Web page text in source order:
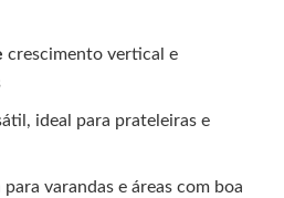
crescimento vertical e
ideal para prateleiras e
para varandas e áreas com boa